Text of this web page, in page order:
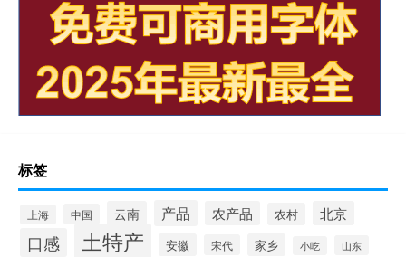
标签
上海 中国 云南 产品 农产品 农村 北京
口感 土特产 安徽 宋代 家乡 小吃 山东